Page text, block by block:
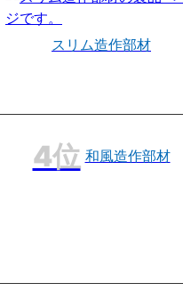
スリム造作部材
和風造作部材